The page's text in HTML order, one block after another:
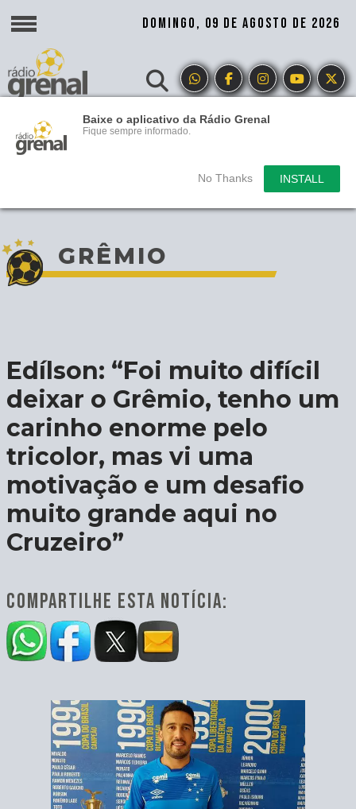
Baixe o aplicativo da Rádio Grenal
Fique sempre informado.
No Thanks INSTALL
DOMINGO, 09 DE AGOSTO DE 2026
GRÊMIO
Edílson: “Foi muito difícil
deixar o Grêmio, tenho um
carinho enorme pelo
tricolor, mas vi uma
motivação e um desafio
muito grande aqui no
Cruzeiro”
COMPARTILHE ESTA NOTÍCIA: